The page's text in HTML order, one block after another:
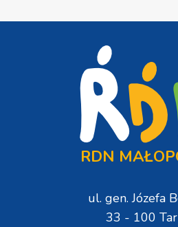
RDN
ul. gen. Józefa
33 - 100